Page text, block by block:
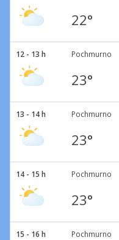
22°
12 - 13 h Pochmurno
23°
13 - 14 h Pochmurno
23°
14 - 15 h Pochmurno
23°
15 - 16 h Pochmurno